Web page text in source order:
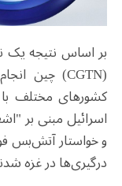
بر اساس نتیجه
کشورهای مختلف با
اسرائیل مبنی بر
و خواستار آتش‌بس
درگیری‌ها در غزه